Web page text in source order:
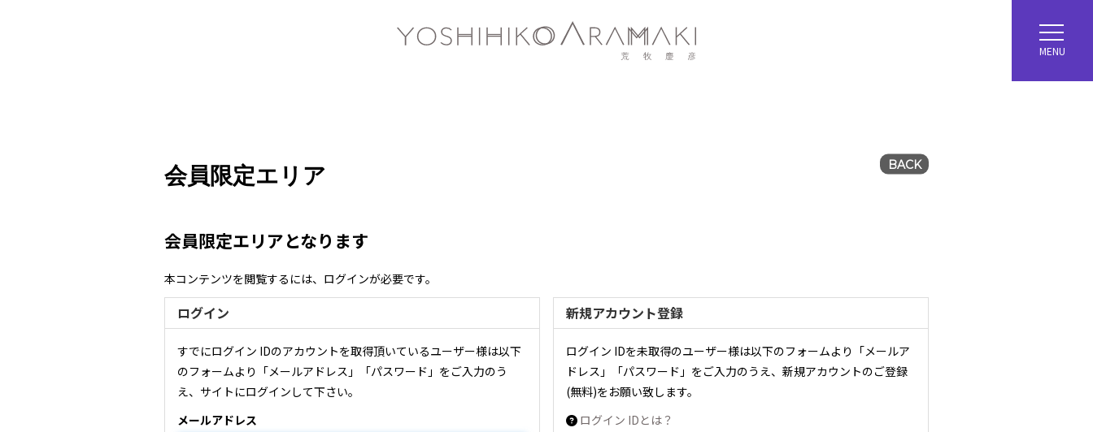
MENU
会員限定エリア BACK
会員限定エリアとなります
本コンテンツを閲覧するには、ログインが必要です。
ログイン
すでにログイン IDのアカウントを取得頂いているユーザー様は以下
のフォームより「メールアドレス」「パスワード」をご入力のう
え、サイトにログインして下さい。
メールアドレス
新規アカウント登録
ログイン IDを未取得のユーザー様は以下のフォームより「メールア
ドレス」「パスワード」をご入力のうえ、新規アカウントのご登録
(無料)をお願い致します。
ログイン IDとは？